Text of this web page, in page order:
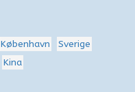
København
Sverige
Kina